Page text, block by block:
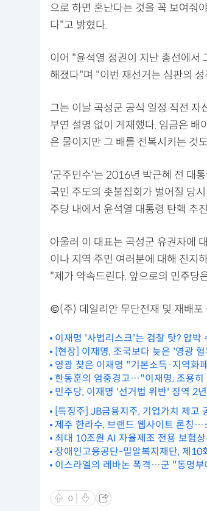
으로 하면 혼난다는 것을 꼭 보여줘
다"고 밝혔다.
이어 "윤석열 정권이 지난 총선에서
해졌다"며 "이번 재선거는 심판의
그는 이날 곡성군 공식 일정 직전
부연 설명 없이 게재했다. 임금은 배
은 물이지만 그 배를 전복시키는 것
'군주민수'는 2016년 박근혜 전 대
국민 주도의 촛불집회가 벌어질 당
주당 내에서 윤석열 대통령 탄핵 추
아울러 이 대표는 곡성군 유권자에
이나 지역 주민 여러분에 대해 진지
"제가 약속드린다. 앞으로의 민주당
©(주) 데일리안 무단전재 및 재배포
이재명 '사법리스크'는 검찰 탓? 압박
[현장] 이재명, 조국보다 늦은 '영광
영광 찾은 이재명 "기본소득·지역화
한동훈의 엄중경고…"이재명, 조용히
민주당, 이재명 '선거법 위반' 징역 2
[특징주] JB금융지주, 기업가치 제고
제주 한라수, 브랜드 웹사이트 론칭…
최대 10조원 AI 자율제조 전용 보험
장애인고용공단-밀알복지재단, 제10
이스라엘의 레바논 폭격…군 "동명부
0